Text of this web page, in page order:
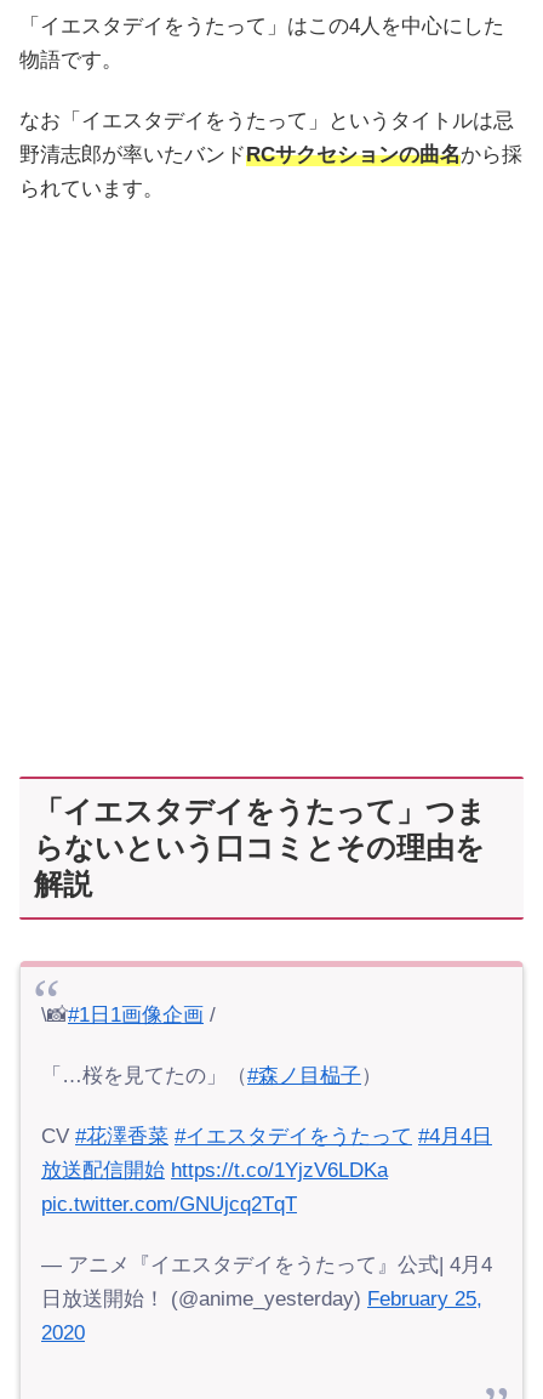
「イエスタデイをうたって」はこの4人を中心にした
物語です。
なお「イエスタデイをうたって」というタイトルは忌
野清志郎が率いたバンドRCサクセションの曲名から採
られています。
「イエスタデイをうたって」つま
らないという口コミとその理由を
解説
\📸#1日1画像企画 /
「…桜を見てたの」（#森ノ目榀子 ）
CV #花澤香菜 #イエスタデイをうたって #4月4日
放送配信開始 https://t.co/1YjzV6LDKa
pic.twitter.com/GNUjcq2TqT
— アニメ『イエスタデイをうたって』公式| 4月4
日放送開始！ (@anime_yesterday) February 25,
2020